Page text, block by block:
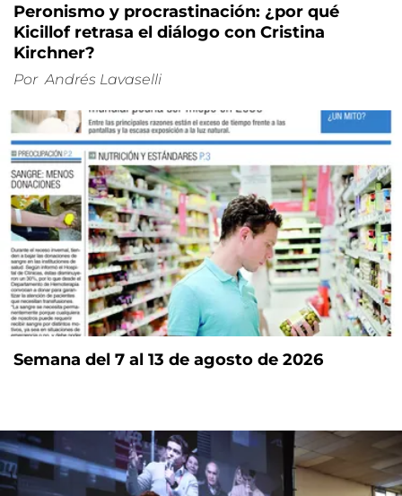
Peronismo y procrastinación: ¿por qué
Kicillof retrasa el diálogo con Cristina
Kirchner?
Por Andrés Lavaselli
Semana del 7 al 13 de agosto de 2026